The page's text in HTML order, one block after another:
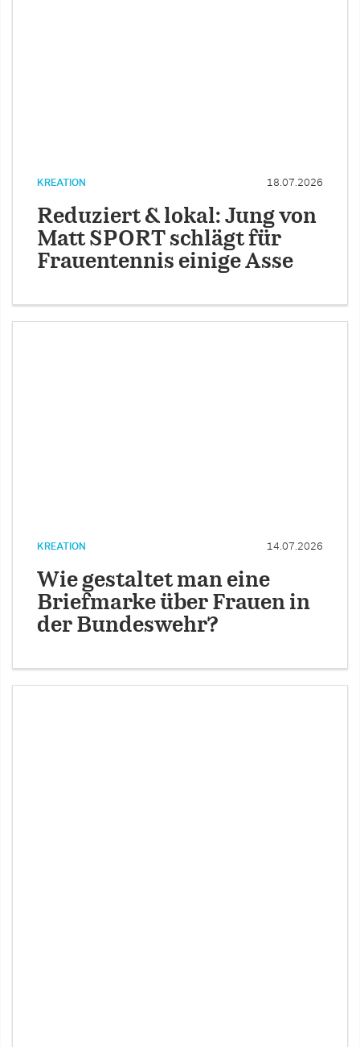
KREATION 18.07.2026
Reduziert & lokal: Jung von
Matt SPORT schlägt für
Frauentennis einige Asse
KREATION 14.07.2026
Wie gestaltet man eine
Briefmarke über Frauen in
der Bundeswehr?